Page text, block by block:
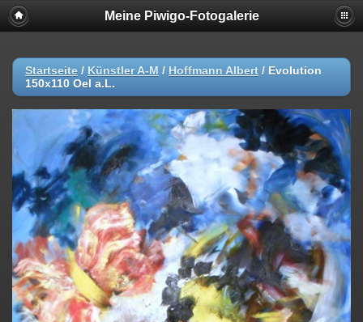
Meine Piwigo-Fotogalerie
Startseite / Künstler A-M / Hoffmann Albert / Evolution
150x110 Oel a.L.